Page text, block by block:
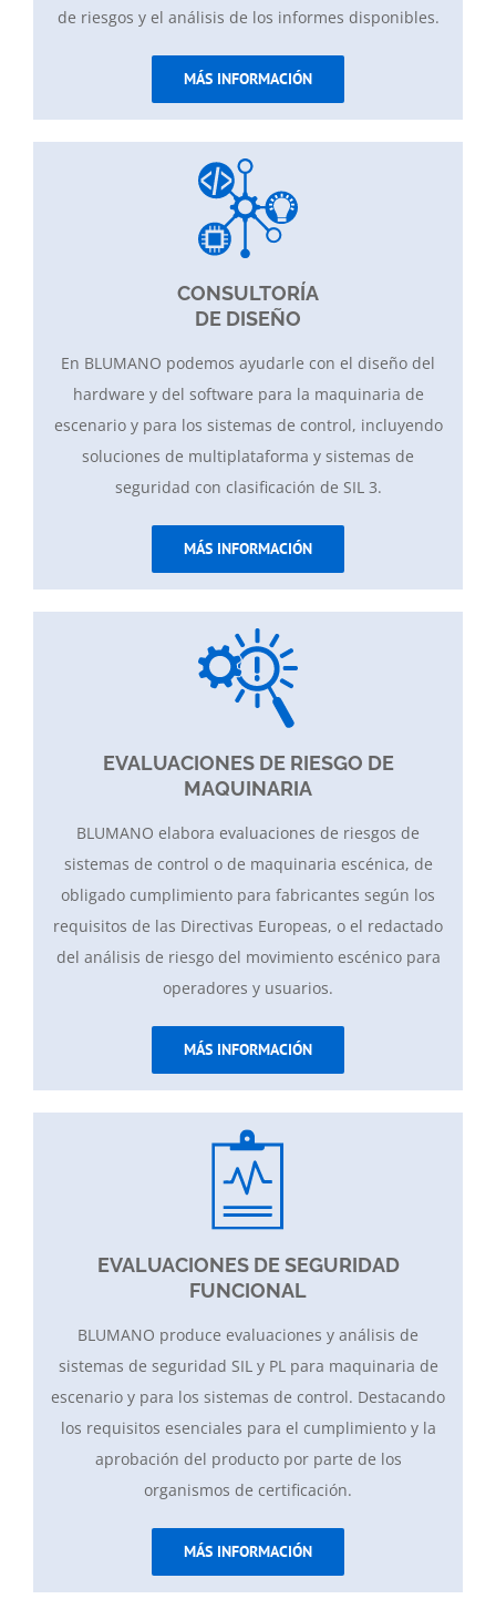
de riesgos y el análisis de los informes disponibles.
MÁS INFORMACIÓN
CONSULTORÍA
DE DISEÑO
En BLUMANO podemos ayudarle con el diseño del
hardware y del software para la maquinaria de
escenario y para los sistemas de control, incluyendo
soluciones de multiplataforma y sistemas de
seguridad con clasificación de SIL 3.
MÁS INFORMACIÓN
EVALUACIONES DE RIESGO DE
MAQUINARIA
BLUMANO elabora evaluaciones de riesgos de
sistemas de control o de maquinaria escénica, de
obligado cumplimiento para fabricantes según los
requisitos de las Directivas Europeas, o el redactado
del análisis de riesgo del movimiento escénico para
operadores y usuarios.
MÁS INFORMACIÓN
EVALUACIONES DE SEGURIDAD
FUNCIONAL
BLUMANO produce evaluaciones y análisis de
sistemas de seguridad SIL y PL para maquinaria de
escenario y para los sistemas de control. Destacando
los requisitos esenciales para el cumplimiento y la
aprobación del producto por parte de los
organismos de certificación.
MÁS INFORMACIÓN